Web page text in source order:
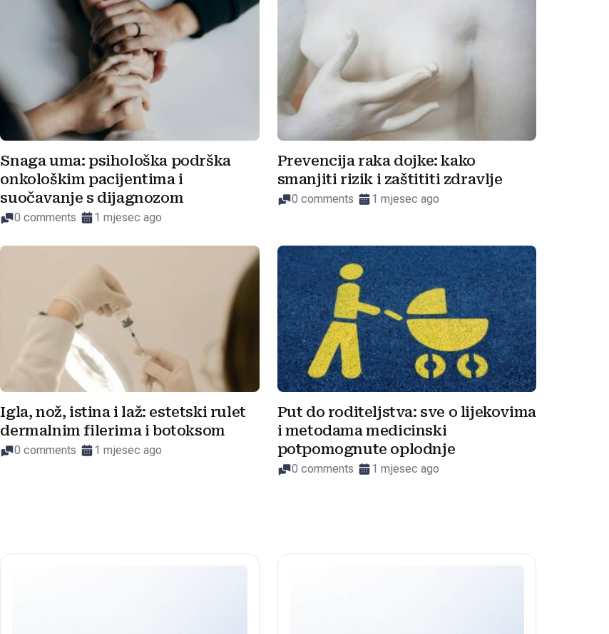
Snaga uma: psihološka podrška
onkološkim pacijentima i
suočavanje s dijagnozom
0 comments 1 mjesec ago
Prevencija raka dojke: kako
smanjiti rizik i zaštititi zdravlje
0 comments 1 mjesec ago
Igla, nož, istina i laž: estetski rulet
dermalnim filerima i botoksom
0 comments 1 mjesec ago
Put do roditeljstva: sve o lijekovima
i metodama medicinski
potpomognute oplodnje
0 comments 1 mjesec ago